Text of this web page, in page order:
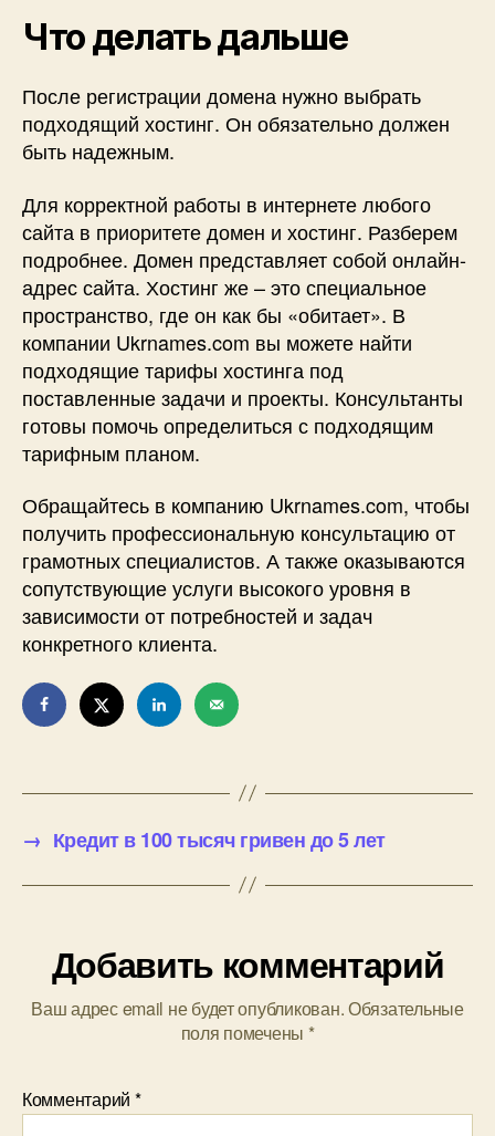
Что делать дальше
После регистрации домена нужно выбрать
подходящий хостинг. Он обязательно должен
быть надежным.
Для корректной работы в интернете любого
сайта в приоритете домен и хостинг. Разберем
подробнее. Домен представляет собой онлайн-
адрес сайта. Хостинг же – это специальное
пространство, где он как бы «обитает». В
компании Ukrnames.com вы можете найти
подходящие тарифы хостинга под
поставленные задачи и проекты. Консультанты
готовы помочь определиться с подходящим
тарифным планом.
Обращайтесь в компанию Ukrnames.com, чтобы
получить профессиональную консультацию от
грамотных специалистов. А также оказываются
сопутствующие услуги высокого уровня в
зависимости от потребностей и задач
конкретного клиента.
→ Кредит в 100 тысяч гривен до 5 лет
Добавить комментарий
Ваш адрес email не будет опубликован.Обязательные
поля помечены *
Комментарий *